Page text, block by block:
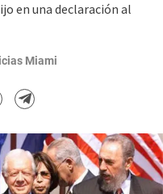
en una declaración al
Miami